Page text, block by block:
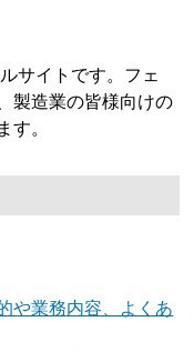
サイトです。フェ
製造業の皆様向けの
す。
や業務内容、よくあ